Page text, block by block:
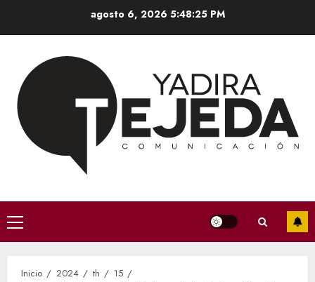
agosto 6, 2026 5:48:26 PM
Menú
principal
Inicio 2024 th
15